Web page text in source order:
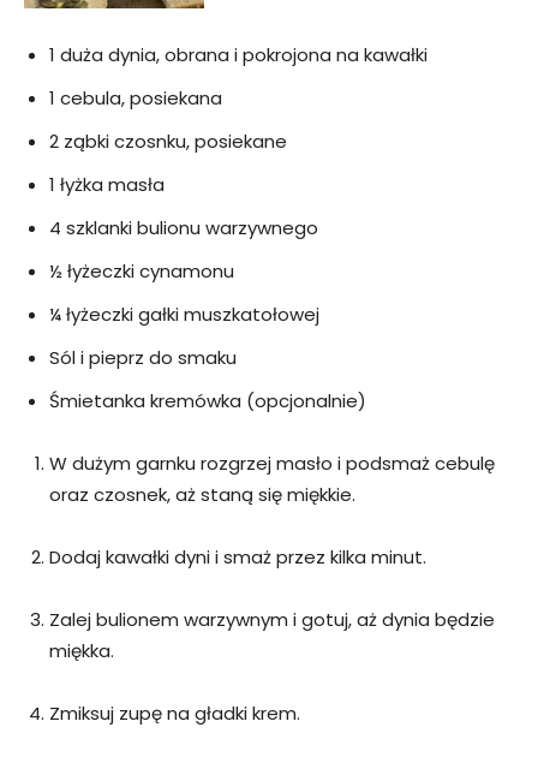
1 duża dynia, obrana i pokrojona na kawałki
1 cebula, posiekana
2 ząbki czosnku, posiekane
1 łyżka masła
4 szklanki bulionu warzywnego
½ łyżeczki cynamonu
¼ łyżeczki gałki muszkatołowej
Sól i pieprz do smaku
Śmietanka kremówka (opcjonalnie)
W dużym garnku rozgrzej masło i podsmaż cebulę
oraz czosnek, aż staną się miękkie.
Dodaj kawałki dyni i smaż przez kilka minut.
Zalej bulionem warzywnym i gotuj, aż dynia będzie
miękka.
Zmiksuj zupę na gładki krem.